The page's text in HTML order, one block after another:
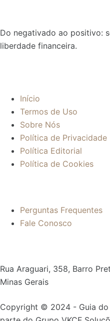
Do negativado ao positivo:
liberdade financeira.
Início
Termos de Uso
Sobre Nós
Política de Privacidade
Política Editorial
Política de Cookies
Perguntas Frequentes
Fale Conosco
Rua Araguari, 358, Barro
Minas Gerais
Copyright © 2024 - Guia